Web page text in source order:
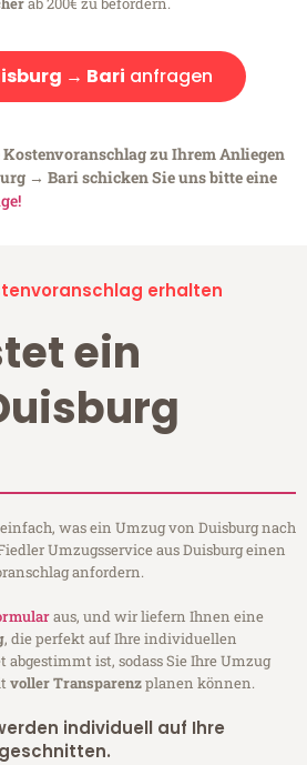
→ Bari anfragen
zu Ihrem Anliegen
→ Bari schicken Sie uns bitte eine
erhalten
ein
was ein Umzug von Duisburg nach
Umzugsservice aus Duisburg einen
anfordern.
aus, und wir liefern Ihnen eine
, die perfekt auf Ihre individuellen
abgestimmt ist, sodass Sie Ihre Umzug
voller Transparenzplanen können.
individuell auf Ihre